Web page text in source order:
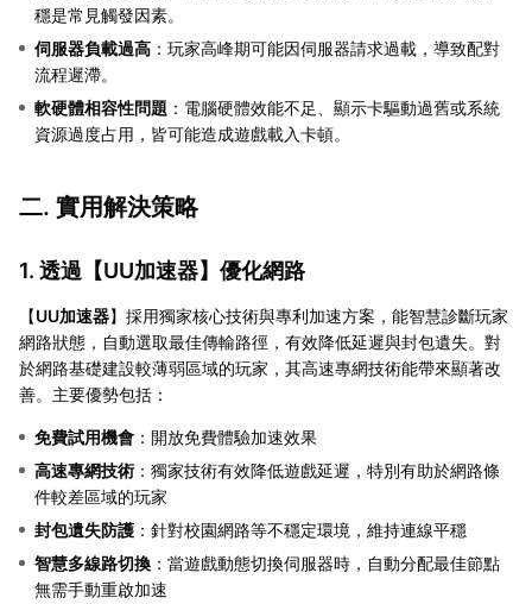
穩是常見觸發因素。
伺服器負載過高 ：玩家高峰期可能因伺服器請求過載，導致配對
流程遲滯。
軟硬體相容性問題 ：電腦硬體效能不足、顯示卡驅動過舊或系統
資源過度占用，皆可能造成遊戲載入卡頓。
二. 實用解決策略
1. 透過【UU加速器】優化網路
【UU加速器】採用獨家核心技術與專利加速方案，能智慧診斷玩家
網路狀態，自動選取最佳傳輸路徑，有效降低延遲與封包遺失。對
於網路基礎建設較薄弱區域的玩家，其高速專網技術能帶來顯著改
善。主要優勢包括：
免費試用機會 ：開放免費體驗加速效果
高速專網技術 ：獨家技術有效降低遊戲延遲，特別有助於網路條
件較差區域的玩家
封包遺失防護 ：針對校園網路等不穩定環境，維持連線平穩
智慧多線路切換 ：當遊戲動態切換伺服器時，自動分配最佳節點
無需手動重啟加速